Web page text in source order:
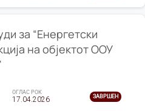
за “Енергетски
на објектот ООУ
ОГЛАС РОК
17.04.2026 ЗАВРШЕН